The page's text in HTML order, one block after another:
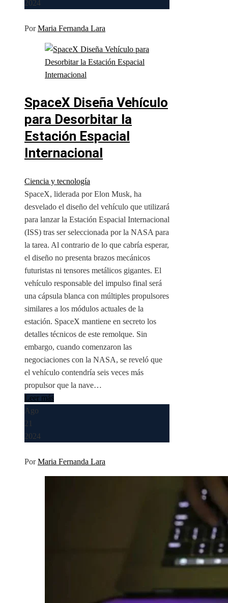
2024
PorMaria Fernanda Lara
SpaceX Diseña Vehículo
para Desorbitar la
Estación Espacial
Internacional
Ciencia y tecnología
SpaceX, liderada por Elon Musk, ha
desvelado el diseño del vehículo que utilizará
para lanzar la Estación Espacial Internacional
(ISS) tras ser seleccionada por la NASA para
la tarea. Al contrario de lo que cabría esperar,
el diseño no presenta brazos mecánicos
futuristas ni tensores metálicos gigantes. El
vehículo responsable del impulso final será
una cápsula blanca con múltiples propulsores
similares a los módulos actuales de la
estación. SpaceX mantiene en secreto los
detalles técnicos de este remolque. Sin
embargo, cuando comenzaron las
negociaciones con la NASA, se reveló que
el vehículo contendría seis veces más
propulsor que la nave…
Leer más
Ago
21
2024
PorMaria Fernanda Lara